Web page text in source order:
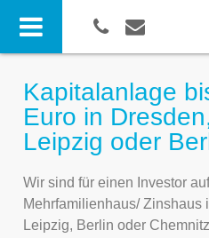
Kapitalanlage
Euro in
Leipzig oder
Wir sind für einen Investor
Mehrfamilienhaus/ Zinshaus
Leipzig, Berlin oder